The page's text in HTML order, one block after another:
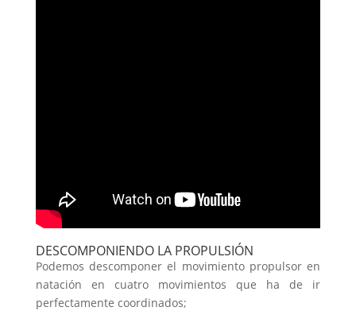
DESCOMPONIENDO LA PROPULSIÓN
Podemos descomponer el movimiento propulsor en
natación en cuatro movimientos que ha de ir
perfectamente coordinados;